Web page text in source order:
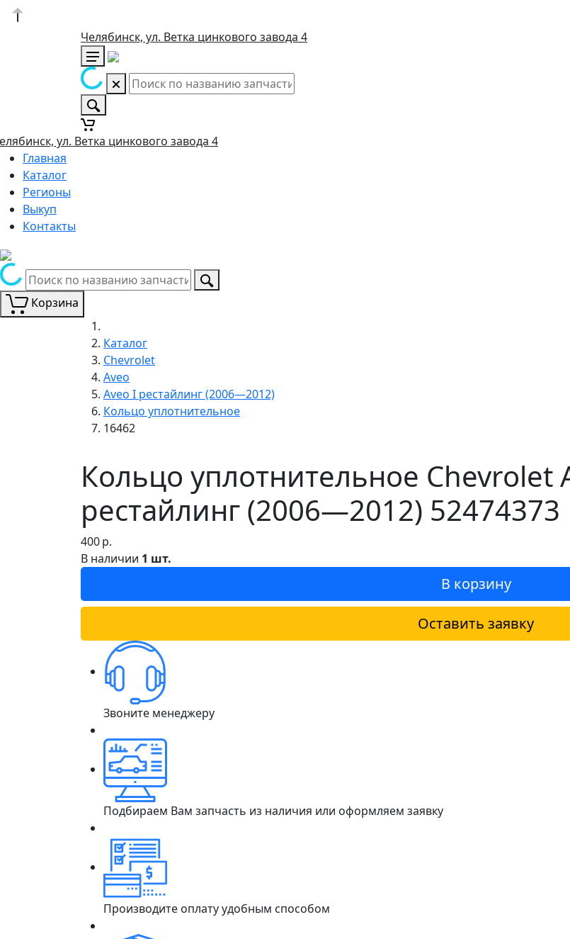
Челябинск, ул. Ветка цинкового завода 4
ул. Ветка цинкового завода 4
Главная
Каталог
Регионы
Выкуп
Контакты
Корзина
Каталог
Chevrolet
Aveo
Aveo I рестайлинг (2006—2012)
Кольцо уплотнительное
16462
Кольцо уплотнительное Chevrolet
рестайлинг (2006—2012)
400р.
В наличии 1 шт.
В корзину
Оставить заявку
Звоните менеджеру
Подбираем Вам запчасть из наличия или оформляем заявку
Производите оплату удобным способом